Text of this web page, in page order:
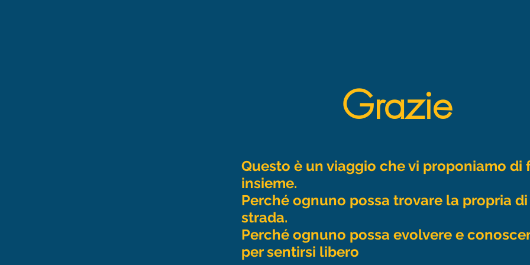
Grazie
Questo è un viaggio che vi proponiamo di
insieme.
Perché ognuno possa trovare la propria di
strada.
Perché ognuno possa evolvere e
per sentirsi libero